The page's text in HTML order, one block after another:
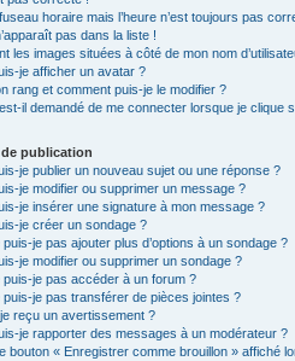
horaire mais l’heure n’est toujours pas
pas dans la liste !
les images situées à côté de mon nom
je afficher un avatar ?
rang et comment puis-je le modifier ?
il demandé de me connecter lorsque je clique
de publication
je publier un nouveau sujet ou une réponse ?
je modifier ou supprimer un message ?
je insérer une signature à mon message ?
je créer un sondage ?
puis-je pas ajouter plus d’options à un sondage ?
je modifier ou supprimer un sondage ?
puis-je pas accéder à un forum ?
puis-je pas transférer de pièces jointes ?
reçu un avertissement ?
je rapporter des messages à un modérateur ?
bouton « Enregistrer comme brouillon » affiché